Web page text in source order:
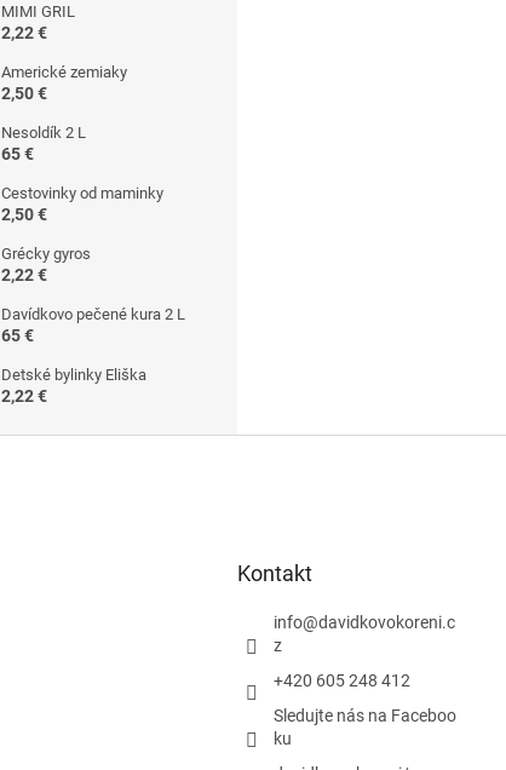
MIMI GRIL
2,22 €
Americké zemiaky
2,50 €
Nesoldík 2 L
65 €
Cestovinky od maminky
2,50 €
Grécky gyros
2,22 €
Davídkovo pečené kura 2 L
65 €
Detské bylinky Eliška
2,22 €
Kontakt
info@davidkovokoreni.c
z
+420 605 248 412
Sledujte nás na Faceboo
ku